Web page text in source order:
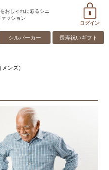
おしゃれに彩るシニ
ァッション
ログイン
シルバーカー 長寿祝いギフト
ンズ）